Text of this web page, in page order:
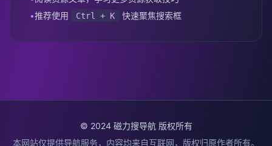
•推荐使用 Ctrl + K 快速聚焦搜索框
© 2024 磁力搜导航 版权所有
本网站仅提供导航服务，内容均来自互联网，版权归原作者所有。